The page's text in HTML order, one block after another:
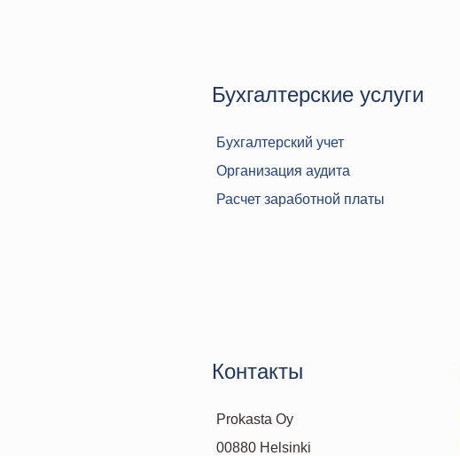
Бухгалтерские услуги
Бухгалтерский учет
Организация аудита
Расчет заработной платы
Контакты
Prokasta Oy
00880 Helsinki